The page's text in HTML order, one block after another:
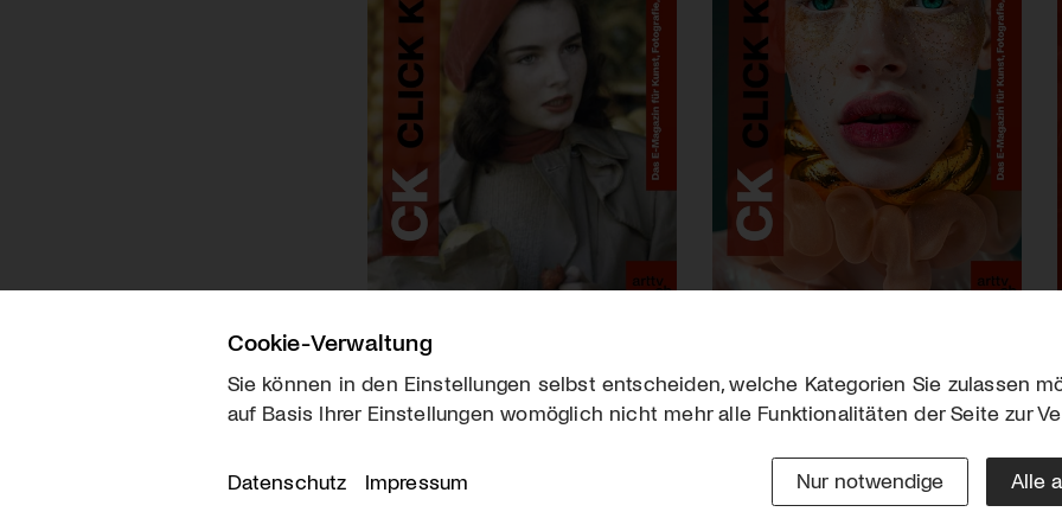
Über uns
Downloads
Cookie-Verwaltung
Sie können in den Einstellungen selbst entscheiden, welche Kategorien Sie zulassen
auf Basis Ihrer Einstellungen womöglich nicht mehr alle Funktionalitäten der Seite zur
Datenschutz Impressum Nur notwendige Alle